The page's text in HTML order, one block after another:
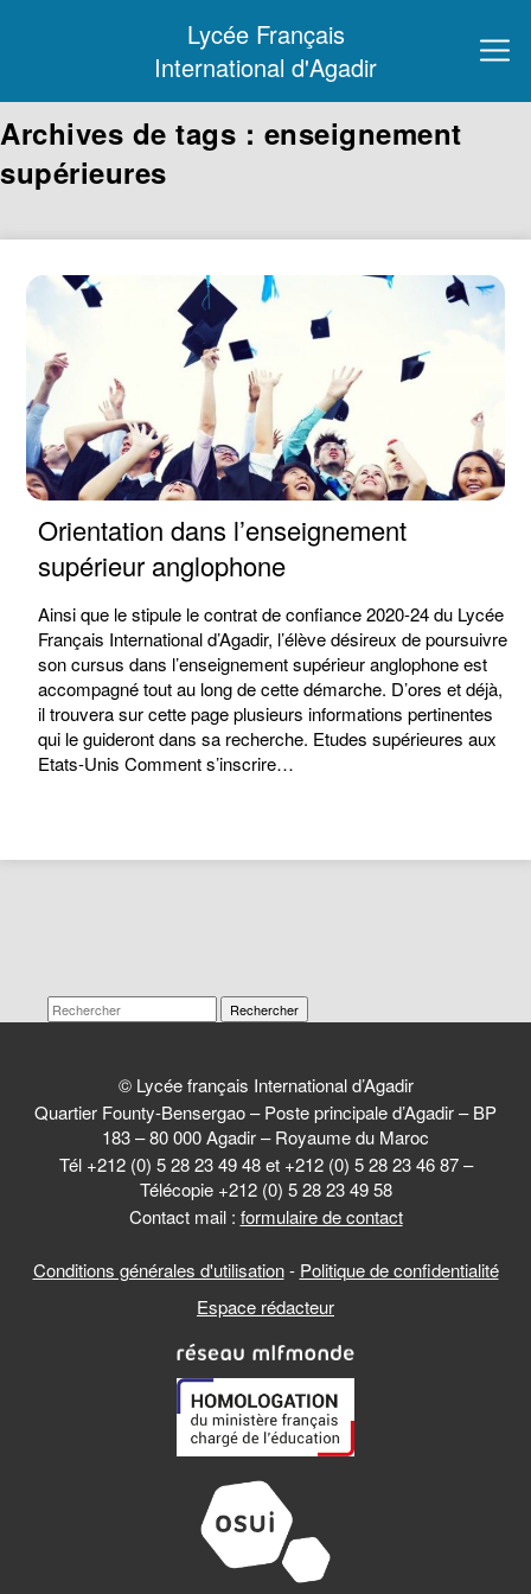
Lycée Français
International d'Agadir
Archives de tags : enseignement
supérieures
Orientation dans l’enseignement
supérieur anglophone
Ainsi que le stipule le contrat de confiance 2020-24 du Lycée
Français International d’Agadir, l’élève désireux de poursuivre
son cursus dans l’enseignement supérieur anglophone est
accompagné tout au long de cette démarche. D’ores et déjà,
il trouvera sur cette page plusieurs informations pertinentes
qui le guideront dans sa recherche. Etudes supérieures aux
Etats-Unis Comment s’inscrire…
Rechercher
© Lycée français International d’Agadir
Quartier Founty-Bensergao – Poste principale d’Agadir – BP
183 – 80 000 Agadir – Royaume du Maroc
Tél +212 (0) 5 28 23 49 48 et +212 (0) 5 28 23 46 87 –
Télécopie +212 (0) 5 28 23 49 58
Contact mail : formulaire de contact
Conditions générales d'utilisation- Politique de confidentialité
Espace rédacteur